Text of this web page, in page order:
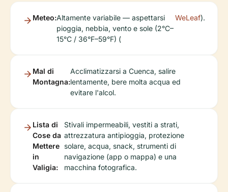
Meteo:Altamente variabile — aspettarsi
pioggia, nebbia, vento e sole (2°C–
15°C / 36°F–59°F) (
WeLeaf).
Mal di
Montagna:
Acclimatizzarsi a Cuenca, salire
lentamente, bere molta acqua ed
evitare l'alcol.
Lista di
Cose da
Mettere
in
Valigia:
Stivali impermeabili, vestiti a strati,
attrezzatura antipioggia, protezione
solare, acqua, snack, strumenti di
navigazione (app o mappa) e una
macchina fotografica.